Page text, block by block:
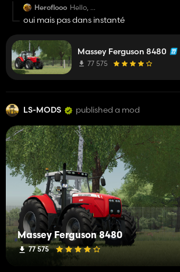
Heroflooo Hello,
Tu compte les corriger les erreurs ?
oui mais pas dans instanté
Massey Ferguson 8480
77 575
LS-MODS published a mod
Massey Ferguson 8480
77 575